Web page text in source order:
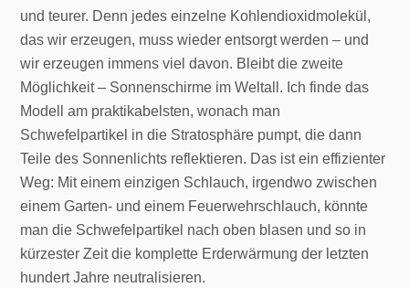
und teurer. Denn jedes einzelne Kohlendioxidmolekül,
das wir erzeugen, muss wieder entsorgt werden – und
wir erzeugen immens viel davon. Bleibt die zweite
Möglichkeit – Sonnenschirme im Weltall. Ich finde das
Modell am praktikabelsten, wonach man
Schwefelpartikel in die Stratosphäre pumpt, die dann
Teile des Sonnenlichts reflektieren. Das ist ein effizienter
Weg: Mit einem einzigen Schlauch, irgendwo zwischen
einem Garten- und einem Feuerwehrschlauch, könnte
man die Schwefelpartikel nach oben blasen und so in
kürzester Zeit die komplette Erderwärmung der letzten
hundert Jahre neutralisieren.